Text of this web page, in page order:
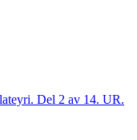
Del 2 av 14. UR.